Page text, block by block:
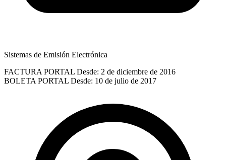
Sistemas de Emisión Electrónica
FACTURA PORTAL Desde: 2 de diciembre de 2016
BOLETA PORTAL Desde: 10 de julio de 2017